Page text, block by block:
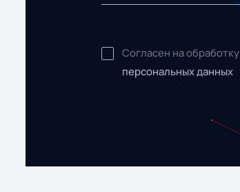
Согласен на обработку
персональных данных